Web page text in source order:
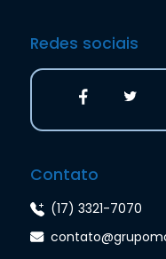
Redes sociais
Contato
(17) 3321-7070